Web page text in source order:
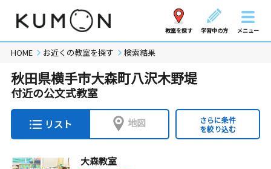
教室を探す 学習中の方 メニュー
HOME お近くの教室を探す 検索結果
秋田県横手市大森町八沢木野堤
付近の公文式教室
リスト 地図
さらに条件
を絞り込む
大森教室